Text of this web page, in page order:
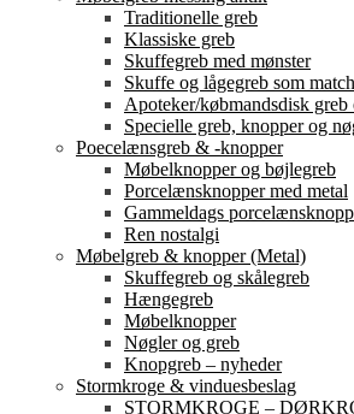
Traditionelle greb
Klassiske greb
Skuffegreb med mønster
Skuffe og lågegreb som
Apoteker/købmandsdisk
Specielle greb, knopper og
Poecelænsgreb & -knopper
Møbelknopper og bøjlegreb
Porcelænsknopper med metal
Gammeldags
Ren nostalgi
Møbelgreb & knopper (Metal)
Skuffegreb og skålegreb
Hængegreb
Møbelknopper
Nøgler og greb
Knopgreb – nyheder
Stormkroge & vinduesbeslag
STORMKROGE –